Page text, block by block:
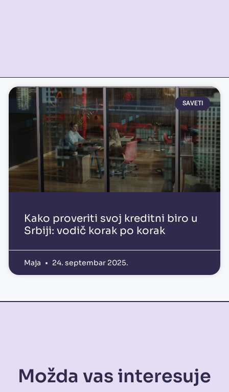
SAVETI
Kako proveriti svoj kreditni biro u
Srbiji: vodič korak po korak
Maja 24. septembar 2025.
Možda vas interesuje